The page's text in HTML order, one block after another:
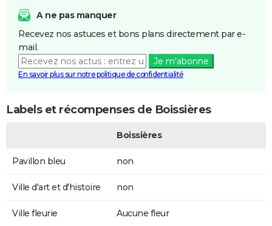
A ne pas manquer
Recevez nos astuces et bons plans directement par e-
mail.
Je m'abonne
En savoir plus sur notre politique de confidentialité
Labels et récompenses de Boissières
Boissières
Pavillon bleu non
Ville d'art et d'histoire non
Ville fleurie Aucune fleur